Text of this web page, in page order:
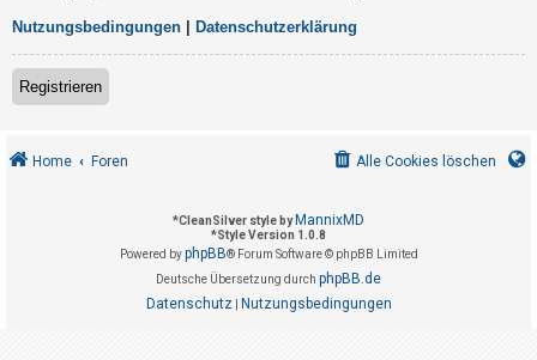
U
b
e
Nutzungsbedingungen Datenschutzerklärung
Registrieren
Home Foren Alle Cookies löschen
*CleanSilver style by MannixMD
*Style Version 1.0.8
Powered byphpBB® Forum Software © phpBB Limited
Deutsche Übersetzung durch phpBB.de
Datenschutz| Nutzungsbedingungen